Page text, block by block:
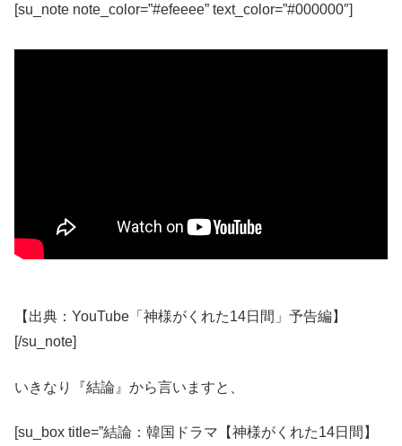
[su_note note_color=”#efeeee” text_color=”#000000″]
【出典：YouTube「神様がくれた14日間」予告編】
[/su_note]
いきなり『結論』から言いますと、
[su_box title=”結論：韓国ドラマ【神様がくれた14日間】